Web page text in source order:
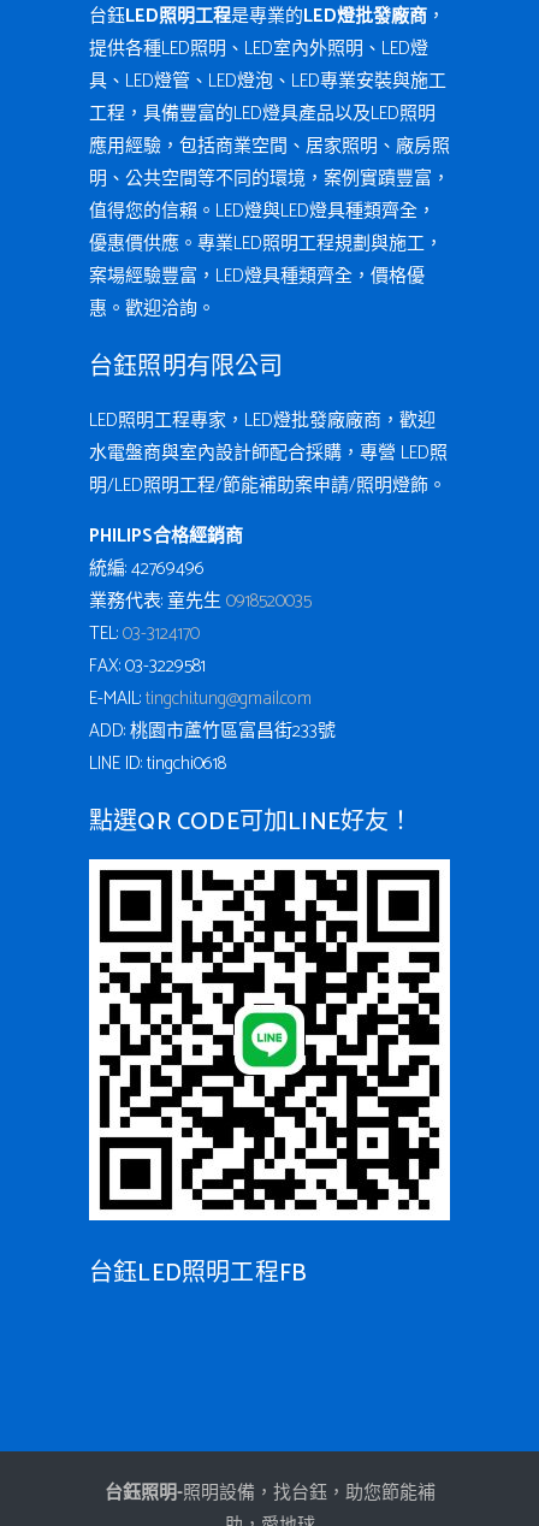
台鈺LED照明工程是專業的LED燈批發廠商 ，
提供各種LED照明、LED室內外照明、LED燈
具、LED燈管、LED燈泡、LED專業安裝與施工
工程，具備豐富的LED燈具產品以及LED照明
應用經驗，包括商業空間、居家照明、廠房照
明、公共空間等不同的環境，案例實蹟豐富，
值得您的信賴。LED燈與LED燈具種類齊全，
優惠價供應。專業LED照明工程規劃與施工，
案場經驗豐富，LED燈具種類齊全，價格優
惠。歡迎洽詢。
台鈺照明有限公司
LED照明工程專家，LED燈批發廠廠商，歡迎
水電盤商與室內設計師配合採購，專營 LED照
明/LED照明工程/節能補助案申請/照明燈飾。
PHILIPS合格經銷商
統編: 42769496
業務代表: 童先生0918520035
TEL:03-3124170
FAX: 03-3229581
E-MAIL:tingchi.tung@gmail.com
ADD: 桃園市蘆竹區富昌街233號
LINE ID: tingchi0618
點選QR CODE可加LINE好友！
台鈺LED照明工程FB
台鈺照明-照明設備，找台鈺，助您節能補